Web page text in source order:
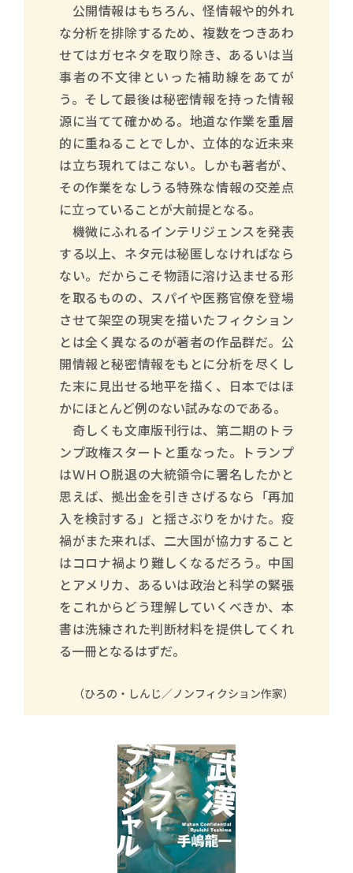
公開情報はもちろん、怪情報や的外れ
な分析を排除するため、複数をつきあわ
せてはガセネタを取り除き、あるいは当
事者の不文律といった補助線をあてが
う。そして最後は秘密情報を持った情報
源に当てて確かめる。地道な作業を重層
的に重ねることでしか、立体的な近未来
は立ち現れてはこない。しかも著者が、
その作業をなしうる特殊な情報の交差点
に立っていることが大前提となる。
機微にふれるインテリジェンスを発表
する以上、ネタ元は秘匿しなければなら
ない。だからこそ物語に溶け込ませる形
を取るものの、スパイや医務官僚を登場
させて架空の現実を描いたフィクション
とは全く異なるのが著者の作品群だ。公
開情報と秘密情報をもとに分析を尽くし
た末に見出せる地平を描く、日本ではほ
かにほとんど例のない試みなのである。
奇しくも文庫版刊行は、第二期のトラ
ンプ政権スタートと重なった。トランプ
はＷＨＯ脱退の大統領令に署名したかと
思えば、拠出金を引きさげるなら「再加
入を検討する」と揺さぶりをかけた。疫
禍がまた来れば、二大国が協力すること
はコロナ禍より難しくなるだろう。中国
とアメリカ、あるいは政治と科学の緊張
をこれからどう理解していくべきか、本
書は洗練された判断材料を提供してくれ
る一冊となるはずだ。
（ひろの・しんじ／ノンフィクション作家）